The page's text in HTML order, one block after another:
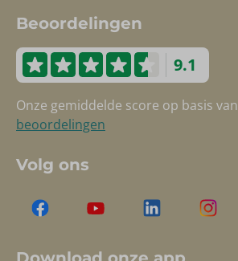
Beoordelingen
9.1
Onze gemiddelde score op basis van
beoordelingen
Volg ons